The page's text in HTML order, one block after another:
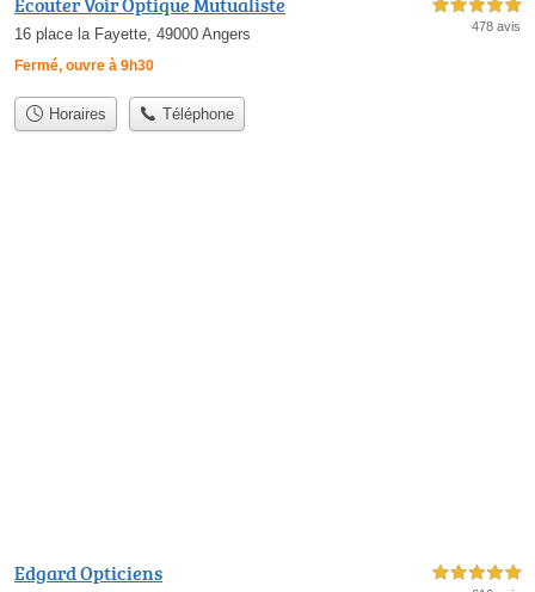
16 place la Fayette, 49000 Angers
Fermé, ouvre à 9h30
5,0 étoiles sur 5
478 avis
Horaires Téléphone
Edgard Opticiens 5,0 étoiles sur 5